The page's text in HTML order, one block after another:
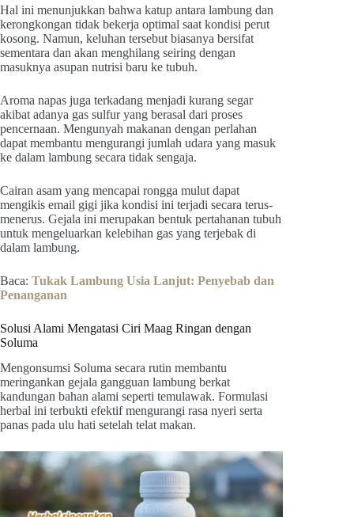
Hal ini menunjukkan bahwa katup antara lambung dan
kerongkongan tidak bekerja optimal saat kondisi perut
kosong. Namun, keluhan tersebut biasanya bersifat
sementara dan akan menghilang seiring dengan
masuknya asupan nutrisi baru ke tubuh.
Aroma napas juga terkadang menjadi kurang segar
akibat adanya gas sulfur yang berasal dari proses
pencernaan. Mengunyah makanan dengan perlahan
dapat membantu mengurangi jumlah udara yang masuk
ke dalam lambung secara tidak sengaja.
Cairan asam yang mencapai rongga mulut dapat
mengikis email gigi jika kondisi ini terjadi secara terus-
menerus. Gejala ini merupakan bentuk pertahanan tubuh
untuk mengeluarkan kelebihan gas yang terjebak di
dalam lambung.
Baca: Tukak Lambung Usia Lanjut: Penyebab dan
Penanganan
Solusi Alami Mengatasi Ciri Maag Ringan dengan
Soluma
Mengonsumsi Soluma secara rutin membantu
meringankan gejala gangguan lambung berkat
kandungan bahan alami seperti temulawak. Formulasi
herbal ini terbukti efektif mengurangi rasa nyeri serta
panas pada ulu hati setelah telat makan.